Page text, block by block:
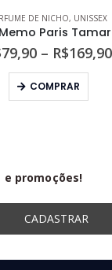
DE NICHO, UNISSEX
79,90 – R$169,90
COMPRAR
Este produto tem várias variantes. As opções podem ser
e promoções!